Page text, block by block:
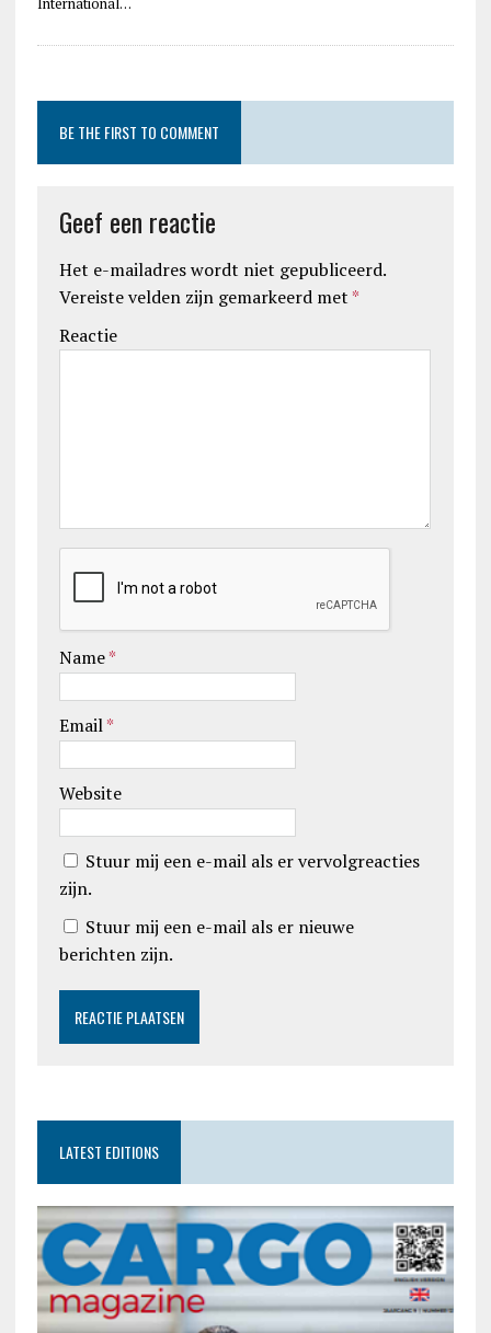
BE THE FIRST TO COMMENT
Geef een reactie
Het e-mailadres wordt niet gepubliceerd.
Vereiste velden zijn gemarkeerd met *
Reactie
Name*
Email*
Website
Stuur mij een e-mail als er vervolgreacties
zijn.
Stuur mij een e-mail als er nieuwe
berichten zijn.
LATEST EDITIONS